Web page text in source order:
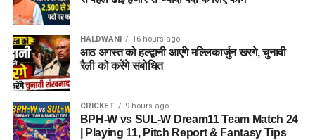
HALDWANI 16 hours ago
आठ अगस्त को हल्द्वानी आएंगे मल्लिकार्जुन खरगे, चुनावी
रैली को करेंगे संबोधित
CRICKET 9 hours ago
BPH-W vs SUL-W Dream11 Team Match 24
| Playing 11, Pitch Report & Fantasy Tips